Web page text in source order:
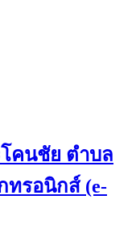
โคนชัย ตำบล
ทรอนิกส์ (e-